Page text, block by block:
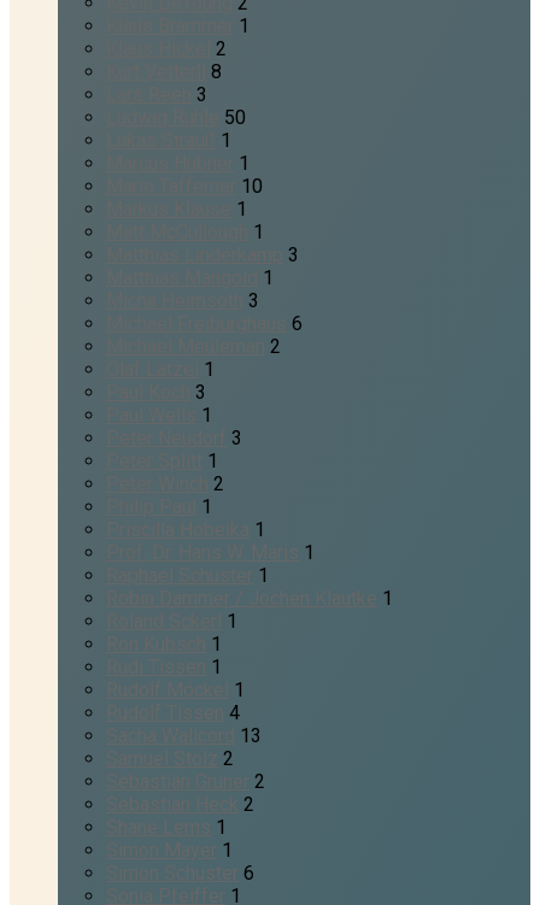
1
2
8
3
50
1
1
10
1
1
3
1
3
6
2
1
3
1
3
1
2
1
Priscilla Hobeika
1
Prof. Dr. Hans W. Maris 1
Raphael Schuster
1
Robin Dammer / Jochen Klautke 1
Roland Sckerl
1
1
Rudi Tissen
1
Rudolf Möckel 1
Rudolf Tissen 4
Sacha Walicord 13
Samuel Stolz 2
Sebastian Gruner 2
Sebastian Heck 2
Shane Lems 1
Simon Mayer 1
Simon Schuster 6
Sonia Pfeiffer 1